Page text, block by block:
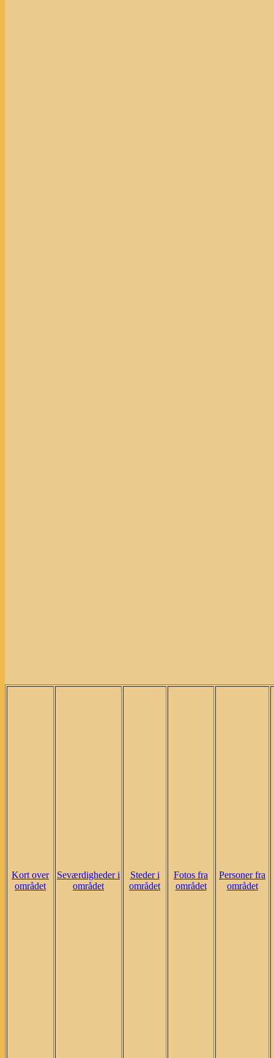
Kort over
området
Seværdigheder i
området
Steder i
området
Fotos fra
området
Personer fra
området